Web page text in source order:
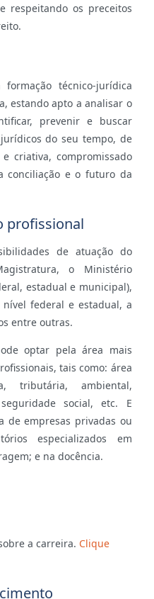
respeitando os preceitos
técnico-jurídica
estando apto a analisar o
prevenir e buscar
do seu tempo, de
criativa, compromissado
conciliação e o futuro da
profissional
de atuação do
o Ministério
estadual e municipal),
nível federal e estadual, a
entre outras.
optar pela área mais
tais como: área
tributária, ambiental,
social, etc. E
de empresas privadas ou
especializados em
e na docência.
a carreira. Clique